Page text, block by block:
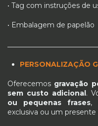
• Tag com instruções de
• Embalagem de papelão
PERSONALIZAÇÃO
Oferecemos gravação
sem custo adicional.
ou pequenas frases,
exclusiva ou um presente